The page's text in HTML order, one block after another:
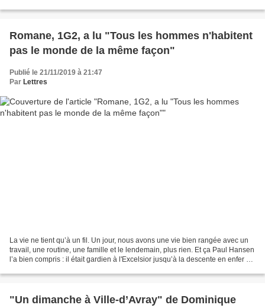
Romane, 1G2, a lu "Tous les hommes n'habitent
pas le monde de la même façon"
Publié le 21/11/2019 à 21:47
Par Lettres
La vie ne tient qu’à un fil. Un jour, nous avons une vie bien rangée avec un
travail, une routine, une famille et le lendemain, plus rien. Et ça Paul Hansen
l’a bien compris : il était gardien à l'Excelsior jusqu’à la descente en enfer et
"Un dimanche à Ville-d’Avray" de Dominique